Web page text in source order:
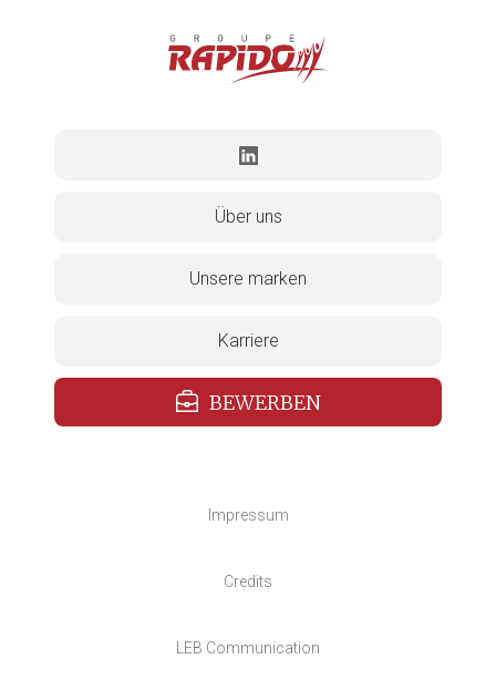
Über uns
Unsere marken
Karriere
BEWERBEN
Impressum
Credits
LEB Communication